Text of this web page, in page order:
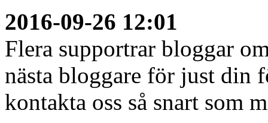
2016-09-26 12:01
Flera supportrar bloggar
nästa bloggare för just din
kontakta oss så snart som